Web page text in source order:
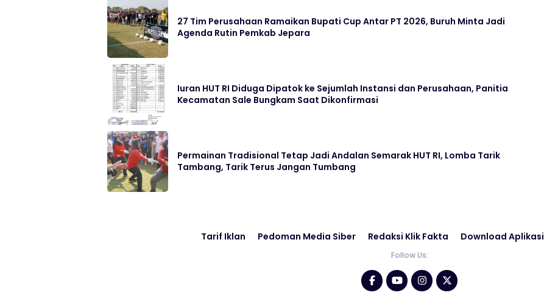
27 Tim Perusahaan Ramaikan Bupati Cup Antar PT 2026, Buruh Minta Jadi
Agenda Rutin Pemkab Jepara
Iuran HUT RI Diduga Dipatok ke Sejumlah Instansi dan Perusahaan, Panitia
Kecamatan Sale Bungkam Saat Dikonfirmasi
Permainan Tradisional Tetap Jadi Andalan Semarak HUT RI, Lomba Tarik
Tambang, Tarik Terus Jangan Tumbang
Tarif Iklan Pedoman Media Siber Redaksi Klik Fakta Download Aplikasi
Follow Us: